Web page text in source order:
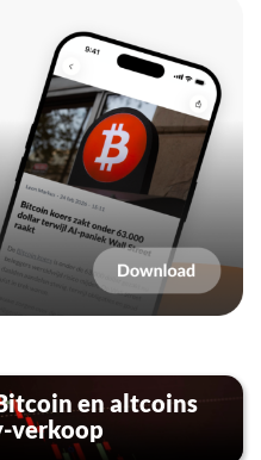
en altcoins
verkoop